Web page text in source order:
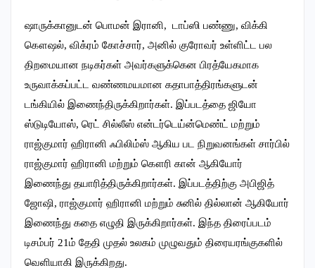
ஷாருக்கானுடன் பொமன் இரானி, டாப்ஸி பண்ணு, விக்கி
கௌஷல், விக்ரம் கோச்சார், அனில் குரோவர் உள்ளிட்ட பல
திறமையான நடிகர்கள் அவர்களுக்கென பிரத்யேகமாக
உருவாக்கப்பட்ட வண்ணமயமான கதாபாத்திரங்களுடன்
டங்கியில் இணைந்திருக்கிறார்கள். இப்படத்தை ஜியோ
ஸ்டுடியோஸ், ரெட் சில்லீஸ் என்டர்டெய்ன்மெண்ட் மற்றும்
ராஜ்குமார் ஹிரானி ஃபிலிம்ஸ் ஆகிய பட நிறுவனங்கள் சார்பில்
ராஜ்குமார் ஹிரானி மற்றும் கௌரி கான் ஆகியோர்
இணைந்து தயாரித்திருக்கிறார்கள். இப்படத்திற்கு அபிஜித்
ஜோஷி, ராஜ்குமார் ஹிரானி மற்றும் சுனில் தில்லான் ஆகியோர்
இணைந்து கதை எழுதி இருக்கிறார்கள். இந்த திரைப்படம்
டிசம்பர் 21ம் தேதி முதல் உலகம் முழுவதும் திரையரங்குகளில்
வெளியாகி இருக்கிறது.